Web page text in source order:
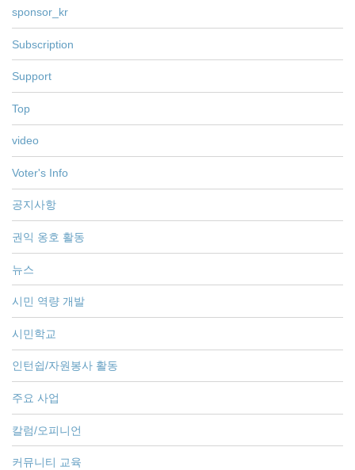
sponsor_kr
Subscription
Support
Top
video
Voter's Info
공지사항
권익 옹호 활동
뉴스
시민 역량 개발
시민학교
인턴쉽/자원봉사 활동
주요 사업
칼럼/오피니언
커뮤니티 교육